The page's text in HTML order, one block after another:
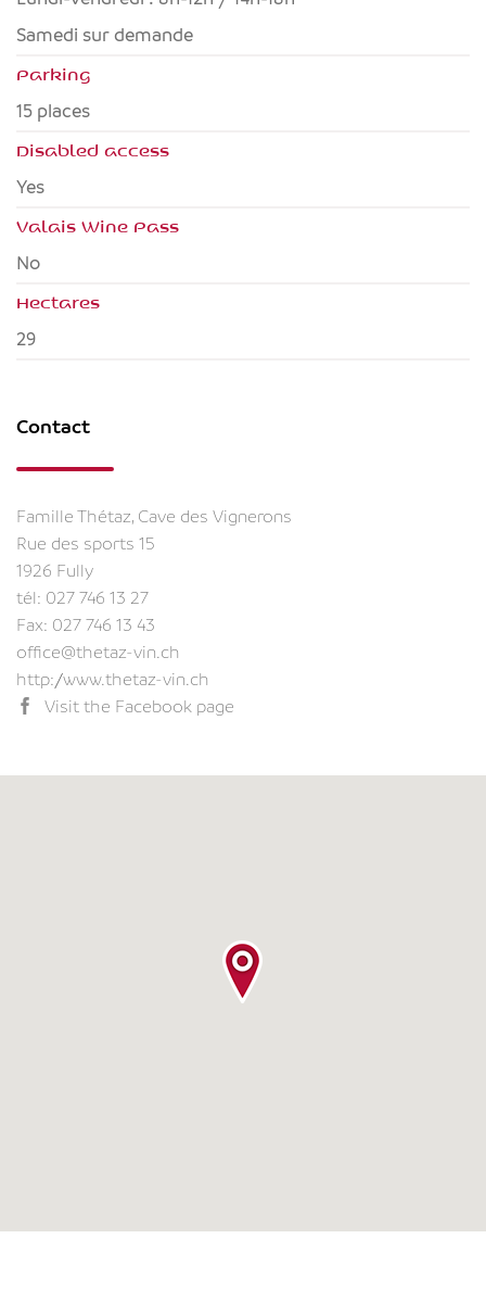
Samedi sur demande
Parking
15 places
Disabled access
yes
Valais Wine Pass
no
Hectares
29
Contact
Famille Thétaz, Cave des Vignerons
Rue des sports 15
1926 Fully
tél: 027 746 13 27
Fax: 027 746 13 43
office@thetaz-vin.ch
http://www.thetaz-vin.ch
Visit the Facebook page